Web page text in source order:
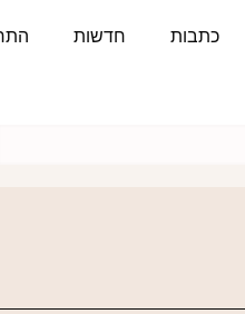
כתבות חדשות